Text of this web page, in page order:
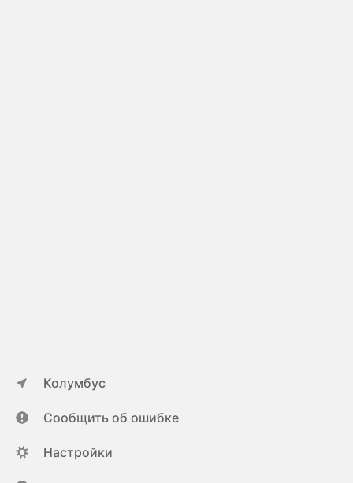
Колумбус
Сообщить об ошибке
Настройки